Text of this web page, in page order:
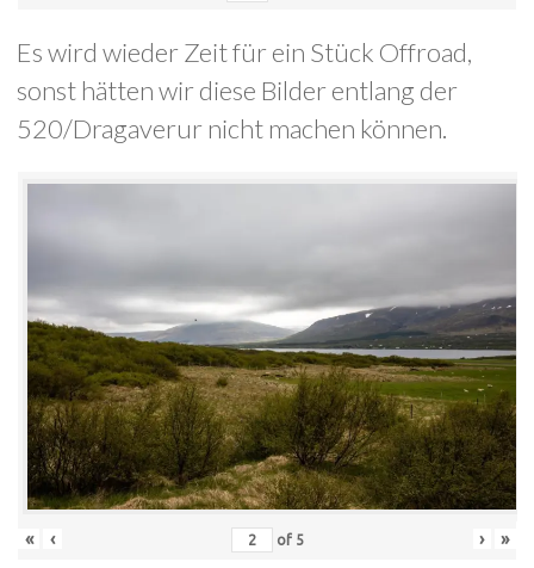
Es wird wieder Zeit für ein Stück Offroad,
sonst hätten wir diese Bilder entlang der
520/Dragaverur nicht machen können.
« ‹ of 5 › »